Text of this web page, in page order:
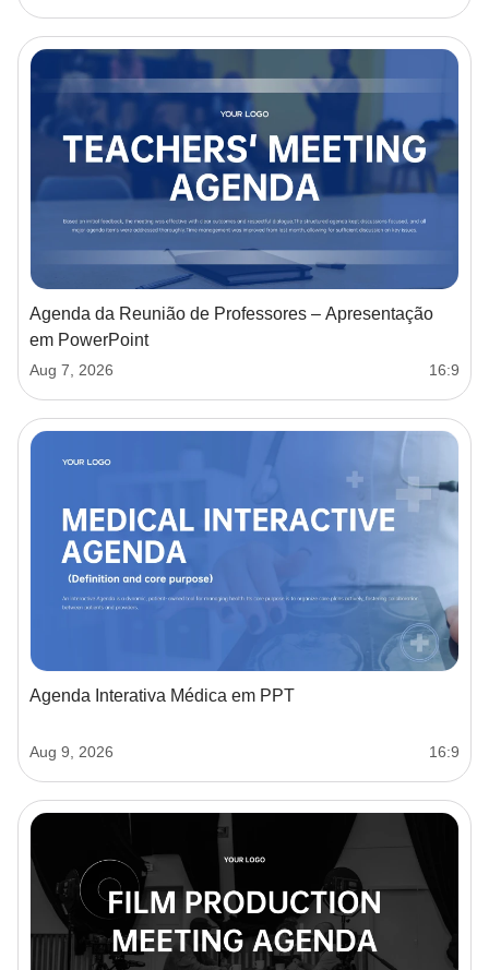
Agenda da Reunião de Professores – Apresentação
em PowerPoint
Aug 7, 2026 16:9
Agenda Interativa Médica em PPT
Aug 9, 2026 16:9